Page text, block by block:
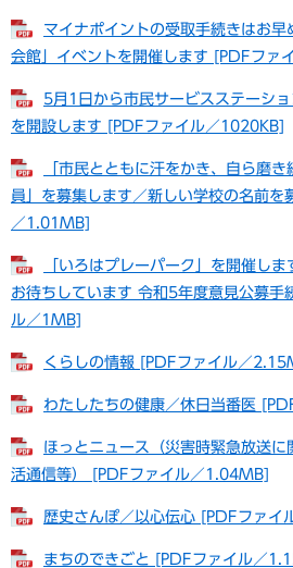
マイナポイントの受取手続きはお
会館」イベントを開催します [PDFファ
5月1日から市民サービスステーシ
を開設します [PDFファイル／1020KB]
「市民とともに汗をかき、自ら磨
員」を募集します／新しい学校の名前
／1.01MB]
「いろはプレーパーク」を開催し
お待ちしています 令和5年度意見公募手
ル／1MB]
くらしの情報 [PDFファイル／
わたしたちの健康／休日当番医
ほっとニュース（災害時緊急放送に
活通信等） [PDFファイル／1.04MB]
歴史さんぽ／以心伝心 [PDFファイ
まちのできごと [PDFファイル／